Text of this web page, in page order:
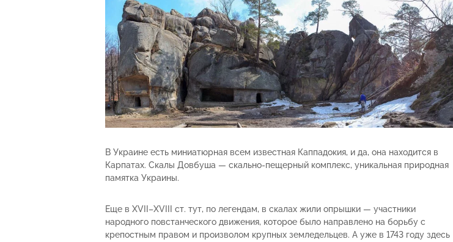
В Украине есть миниатюрная всем известная Каппадокия, и да, она находится в
Карпатах. Скалы Довбуша — скально-пещерный комплекс, уникальная природная
памятка Украины.
Еще в XVII–XVIII ст. тут, по легендам, в скалах жили опрышки — участники
народного повстанческого движения, которое было направлено на борьбу с
крепостным правом и произволом крупных земледельцев. А уже в 1743 году здесь